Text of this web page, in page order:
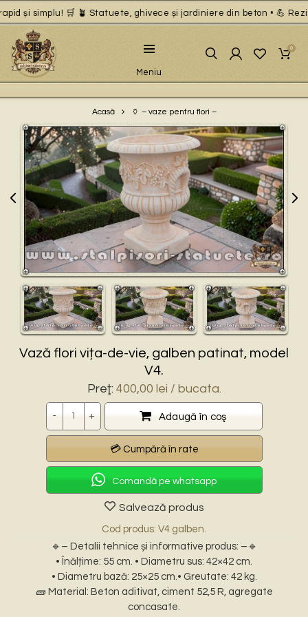
și simplu! 🛒 🪴 Statuete, ghivece și jardiniere din beton • 💪
Meniu
0
Acasă 🏺 – vaze pentru flori –
Play
Vază flori vița-de-vie, galben patinat, model
V4.
Preţ: 400,00 lei / bucata.
Adaugă în coş
Comandă pe whatsapp
Salvează produs
Cod produs: V4 galben.
🔹– Detalii tehnice și informative produs: –🔹
• Înălțime: 55 cm. • Diametru sus: 42×42 cm.
• Diametru bază: 25×25 cm.• Greutate: 42 kg.
🧱 Material: Beton aditivat, ciment 52,5 R, agregate
concasate.